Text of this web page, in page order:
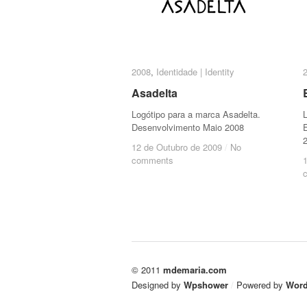
2008, Identidade | Identity
Asadelta
Logótipo para a marca Asadelta.
Desenvolvimento Maio 2008
12 de Outubro de 2009 / No
comments
2008 Identidade | Identity
Asadelta
12 de Outubro de 2009 / No
comments
© 2011 mdemaria.com
Designed by Wpshower / Powered by